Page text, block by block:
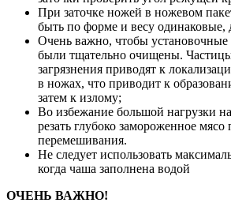
При заточке ножей в ножевом
быть по форме и весу одинаковые,
Очень важно, чтобы установочные
были тщательно очищены.
загрязнения приводят к
в ножах, что приводит к
затем к излому;
Во избежание большой нагрузки
резать глубоко замороженное
перемешивания.
Не следует использовать
когда чаша заполнена водой
ОЧЕНЬ ВАЖНО!